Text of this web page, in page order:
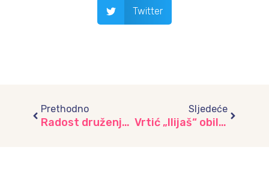
Twitter
Prethodno
Radost druženja i zajedničkih avantura, vrtić “Radost”
Sljedeće
Vrtić „Ilijaš“ obilježio Svjetski dan bez automobila i započeo projekat „Zdravo jedi, zdravo rasti“